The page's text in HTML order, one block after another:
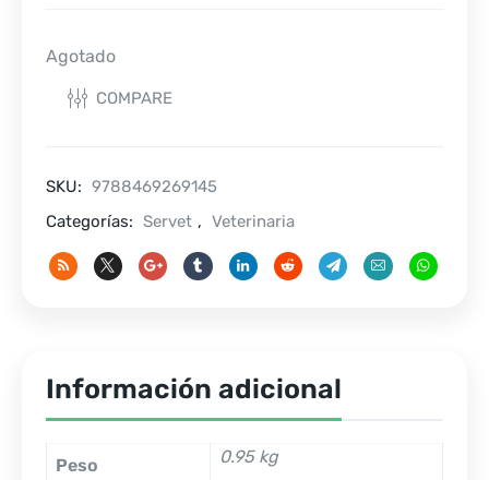
Agotado
COMPARE
SKU: 9788469269145
Categorías: Servet , Veterinaria
Información adicional
Peso 0.95 kg